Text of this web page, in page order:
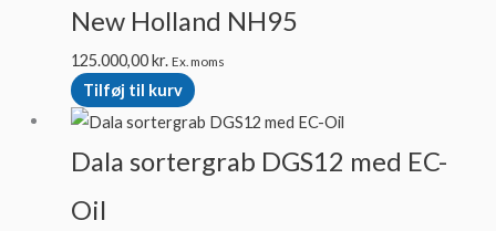
New Holland NH95
125.000,00kr. Ex. moms
Tilføj til kurv
Dala sortergrab DGS12 med EC-
Oil